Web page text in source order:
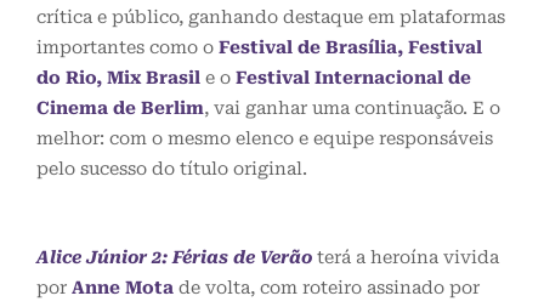
crítica e público, ganhando destaque em plataformas
importantes como o Festival de Brasília, Festival
do Rio, Mix Brasil e o Festival Internacional de
Cinema de Berlim, vai ganhar uma continuação. E o
melhor: com o mesmo elenco e equipe responsáveis
pelo sucesso do título original.
Alice Júnior 2: Férias de Verão terá a heroína vivida
por Anne Mota de volta, com roteiro assinado por